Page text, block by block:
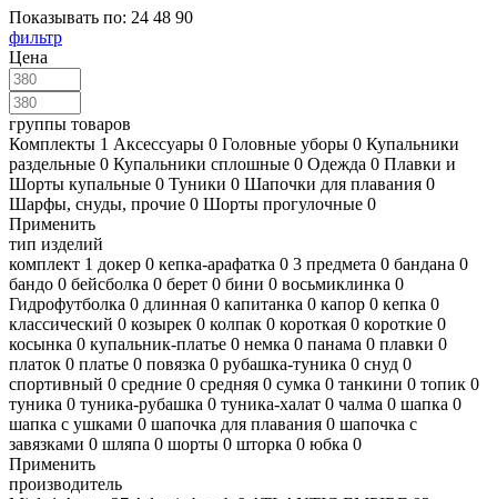
Показывать по: 24 48 90
фильтр
Цена
группы товаров
Комплекты 1 Аксессуары 0 Головные уборы 0 Купальники
раздельные 0 Купальники сплошные 0 Одежда 0 Плавки и
Шорты купальные 0 Туники 0 Шапочки для плавания 0
Шарфы, снуды, прочие 0 Шорты прогулочные 0
Применить
тип изделий
комплект 1 докер 0 кепка-арафатка 0 3 предмета 0 бандана 0
бандо 0 бейсболка 0 берет 0 бини 0 восьмиклинка 0
Гидрофутболка 0 длинная 0 капитанка 0 капор 0 кепка 0
классический 0 козырек 0 колпак 0 короткая 0 короткие 0
косынка 0 купальник-платье 0 немка 0 панама 0 плавки 0
платок 0 платье 0 повязка 0 рубашка-туника 0 снуд 0
спортивный 0 средние 0 средняя 0 сумка 0 танкини 0 топик 0
туника 0 туника-рубашка 0 туника-халат 0 чалма 0 шапка 0
шапка с ушками 0 шапочка для плавания 0 шапочка с
завязками 0 шляпа 0 шорты 0 шторка 0 юбка 0
Применить
производитель